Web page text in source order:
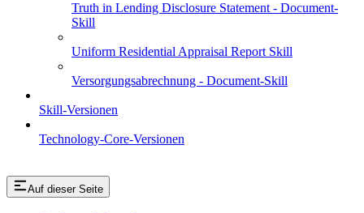
Truth in Lending Disclosure Statement - Document-
Skill
Uniform Residential Appraisal Report Skill
Versorgungsabrechnung - Document-Skill
Skill-Versionen
Technology-Core-Versionen
Auf dieser Seite